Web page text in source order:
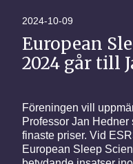
2024-10-09
European
2024 går till
Föreningen vill
Professor Jan Hedner
finaste priser. Vid
European Sleep